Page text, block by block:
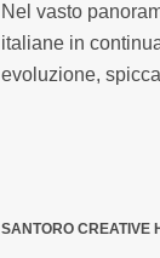
Nel vasto
italiane in
evoluzione,
SANTORO CREATIVE